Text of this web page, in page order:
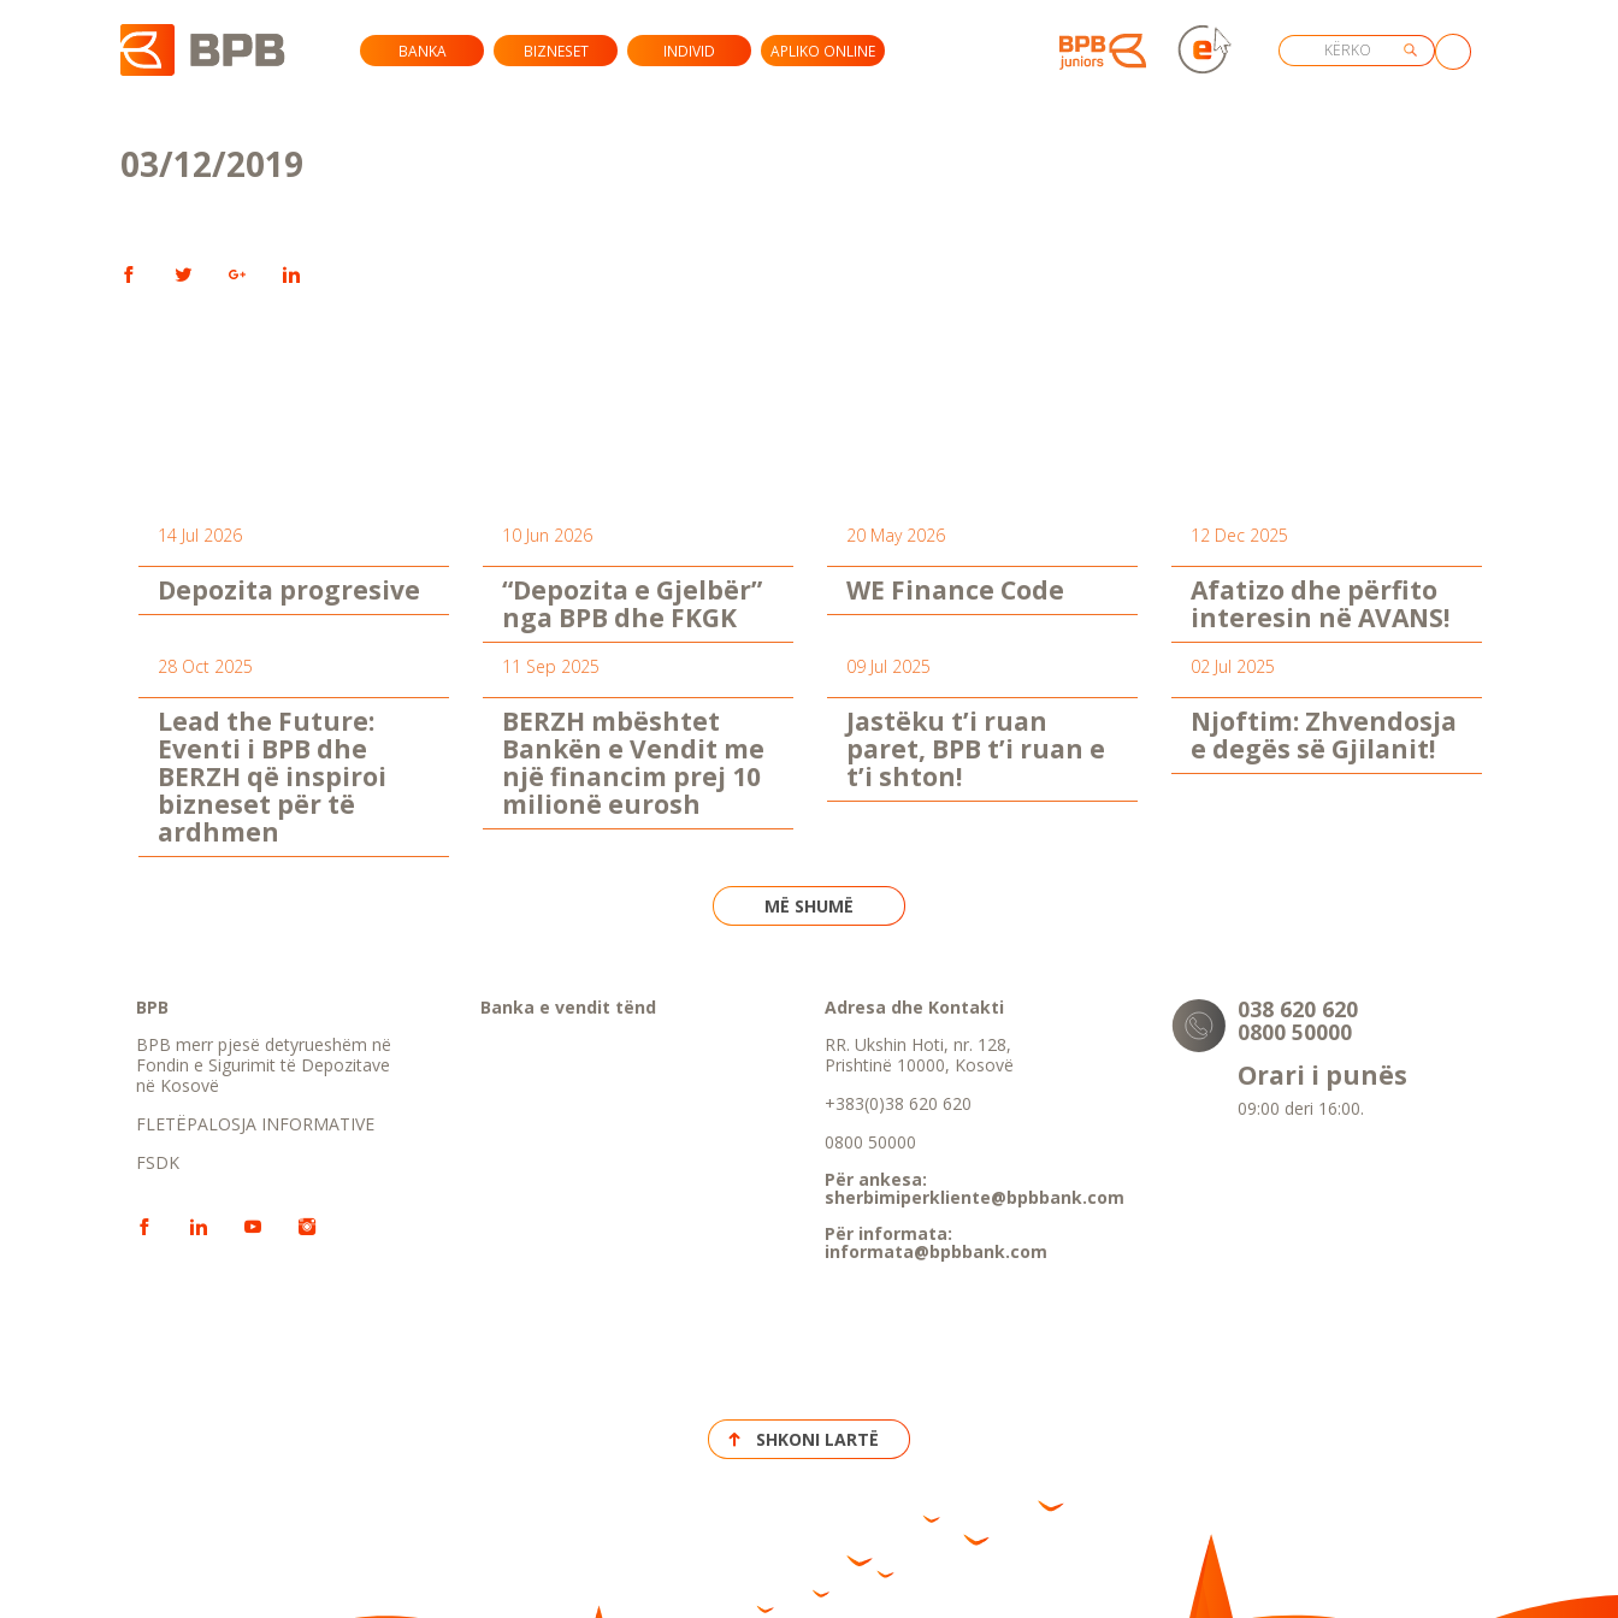
BANKA BIZNESET INDIVID APLIKO ONLINE
03/12/2019
14 Jul 2026
Depozita progresive
10 Jun 2026
“Depozita e Gjelbër”
nga BPB dhe FKGK
20 May 2026
WE Finance Code
12 Dec 2025
Afatizo dhe përfito
interesin në AVANS!
28 Oct 2025
Lead the Future:
Eventi i BPB dhe
BERZH që inspiroi
bizneset për të
ardhmen
11 Sep 2025
BERZH mbështet
Bankën e Vendit me
një financim prej 10
milionë eurosh
09 Jul 2025
Jastëku t’i ruan
paret, BPB t’i ruan e
t’i shton!
02 Jul 2025
Njoftim: Zhvendosja
e degës së Gjilanit!
MË SHUMË
BPB
BPB merr pjesë detyrueshëm në
Fondin e Sigurimit të Depozitave
në Kosovë
FLETËPALOSJA INFORMATIVE
FSDK
Banka e vendit tënd
Adresa dhe Kontakti
RR. Ukshin Hoti, nr. 128,
Prishtinë 10000, Kosovë
+383(0)38 620 620
0800 50000
Për ankesa:
sherbimiperkliente@bpbbank.com
Për informata:
informata@bpbbank.com
038 620 620
0800 50000
Orari i punës
09:00 deri 16:00.
SHKONI LARTË